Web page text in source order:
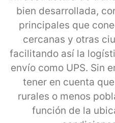
bien desarrollada,
principales que
cercanas y otras
facilitando así la
envío como UPS. Sin
tener en cuenta
rurales o menos
función de la